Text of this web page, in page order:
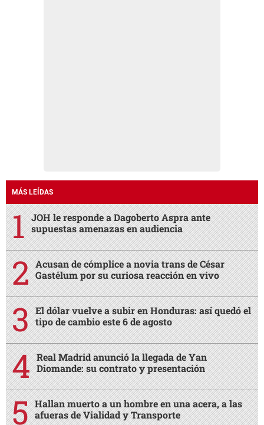
MÁS LEÍDAS
JOH le responde a Dagoberto Aspra ante
supuestas amenazas en audiencia
Acusan de cómplice a novia trans de César
Gastélum por su curiosa reacción en vivo
El dólar vuelve a subir en Honduras: así quedó el
tipo de cambio este 6 de agosto
Real Madrid anunció la llegada de Yan
Diomande: su contrato y presentación
Hallan muerto a un hombre en una acera, a las
afueras de Vialidad y Transporte